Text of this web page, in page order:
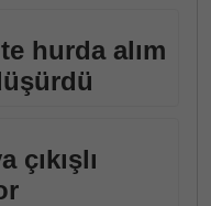
hurda alım